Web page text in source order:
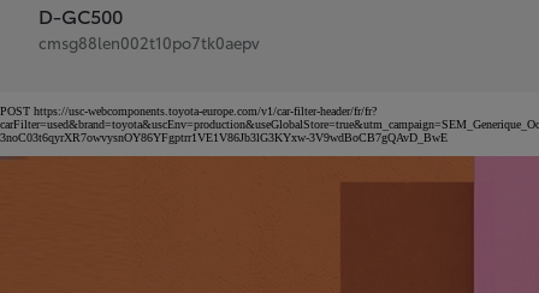
D-GC500
cmsg88len002t10po7tk0aepv
POST https://usc-webcomponents.toyota-europe.com/v1/car-filter-header/fr/fr?
3noC03t6qyrXR7owvysnOY86YFgptrr1VE1V86Jb3lG3KYxw-3V9wdBoCB7gQAvD_BwE